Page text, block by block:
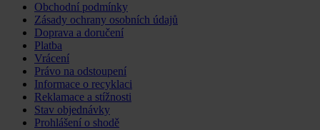
Obchodní podmínky
Zásady ochrany osobních údajů
Doprava a doručení
Platba
Vrácení
Právo na odstoupení
Informace o recyklaci
Reklamace a stížnosti
Stav objednávky
Prohlášení o shodě